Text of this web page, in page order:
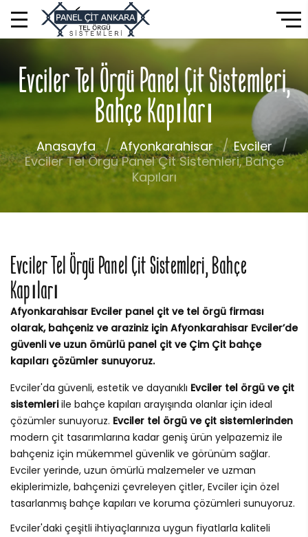
Evciler Tel Örgü Panel Çit Sistemleri,
Bahçe Kapıları
Anasayfa Afyonkarahisar
Evciler
Evciler Tel Örgü Panel Çit Sistemleri, Bahçe
Kapıları
Evciler Tel Örgü Panel Çit Sistemleri, Bahçe
Kapıları
Afyonkarahisar Evciler panel çit ve tel örgü firması
olarak, bahçeniz ve araziniz için Afyonkarahisar Evciler’de
güvenli ve uzun ömürlü panel çit ve Çim Çit bahçe
kapıları çözümler sunuyoruz.
Evciler'da güvenli, estetik ve dayanıklı Evciler tel örgü ve çit
sistemleriile bahçe kapıları arayışında olanlar için ideal
çözümler sunuyoruz. Evciler tel örgü ve çit sistemlerinden
modern çit tasarımlarına kadar geniş ürün yelpazemiz ile
bahçeniz için mükemmel güvenlik ve görünüm sağlar.
Evciler yerinde, uzun ömürlü malzemeler ve uzman
ekiplerimizle, bahçenizi çevreleyen çitler, Evciler için özel
tasarlanmış bahçe kapıları ve koruma çözümleri sunuyoruz.
Evciler'daki çeşitli ihtiyaçlarınıza uygun fiyatlarla kaliteli